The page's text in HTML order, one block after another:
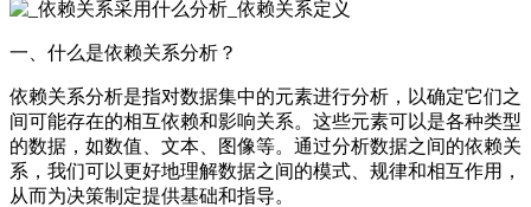
一、什么是依赖关系分析？
依赖关系分析是指对数据集中的元素进行分析，以确定它们之
间可能存在的相互依赖和影响关系。这些元素可以是各种类型
的数据，如数值、文本、图像等。通过分析数据之间的依赖关
系，我们可以更好地理解数据之间的模式、规律和相互作用，
从而为决策制定提供基础和指导。